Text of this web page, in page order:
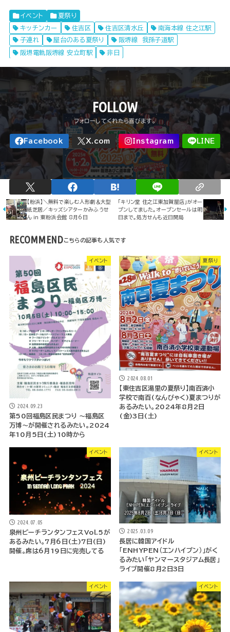
イベント
夏祭り
キッチンカー
住吉区 住吉区清水丘
南海本線 住之江駅
子連れ
屋台のある夏祭り
阪堺線 我孫子道駅
阪堺電軌阪堺線 安立町駅
非日
FOLLOW
【粉浜】＼無料で楽しむ人形劇＆大型
紙芝居／キッズシアターかみふうせ
ん in 東粉浜会館 8月6日
「キリン堂 住之江東加賀屋店」がオー
プンしてました。オープンセールは明
日まで。処方せんも近日開局
RECOMMEND
イベント
2024.09.23
第50回福島区民まつり ～福島区
万博～が開催されるみたい。2024
年10月5日(土)10時から
夏祭り
2024.08.01
【東住吉区湯里の夏祭り】南百済小
学校で南百(なんびゃく)夏まつりが
あるみたい。2024年8月2日
(金)3日(土)
イベント
2024.07.05
泉州ビーチランタンフェスVol.5が
あるみたい。7月6日(土)7日(日)
開催。席は6月19日に完売してる
イベント
2025.03.09
長居に韓国アイドル
「ENHYPEN（エンハイプン）」がく
るみたい「ヤンマースタジアム長居」
ライブ開催8月2日3日
イベント イベント